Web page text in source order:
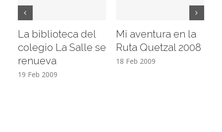
La biblioteca del
colegio La Salle se
renueva
19 Feb 2009
Mi aventura en la
Ruta Quetzal 2008
18 Feb 2009